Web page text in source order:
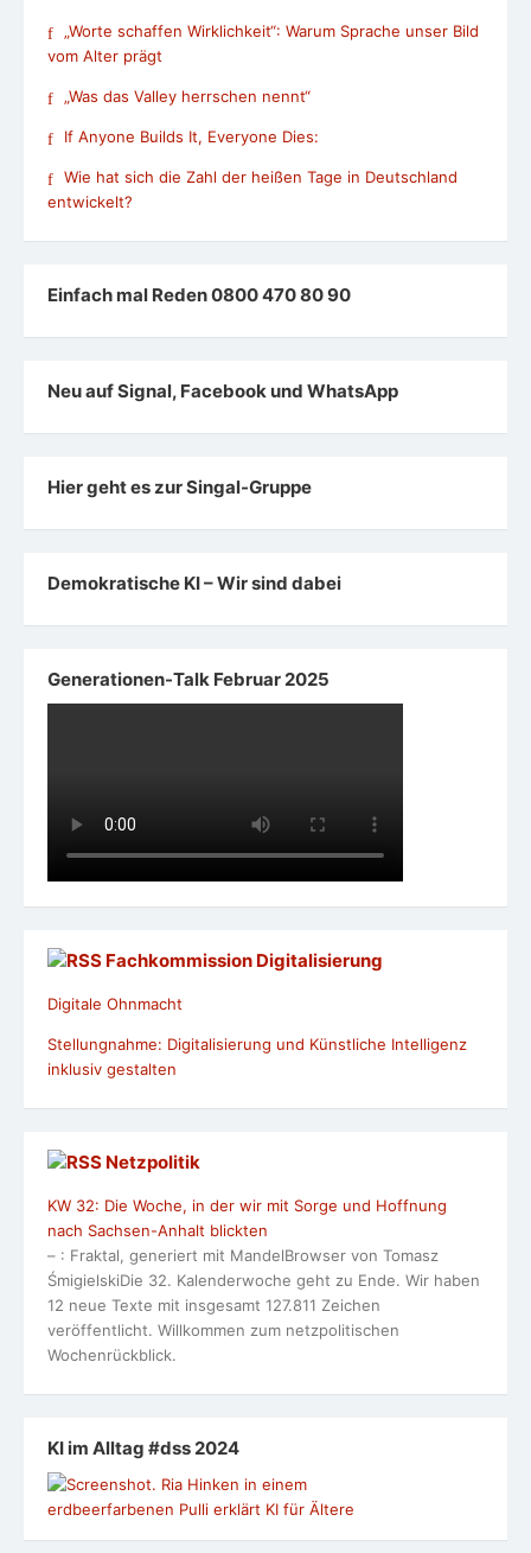
„Worte schaffen Wirklichkeit“: Warum Sprache unser Bild
vom Alter prägt
„Was das Valley herrschen nennt“
If Anyone Builds It, Everyone Dies:
Wie hat sich die Zahl der heißen Tage in Deutschland
entwickelt?
Einfach mal Reden 0800 470 80 90
Neu auf Signal, Facebook und WhatsApp
Hier geht es zur Singal-Gruppe
Demokratische KI – Wir sind dabei
Generationen-Talk Februar 2025
Fachkommission Digitalisierung
Digitale Ohnmacht
Stellungnahme: Digitalisierung und Künstliche Intelligenz
inklusiv gestalten
Netzpolitik
KW 32: Die Woche, in der wir mit Sorge und Hoffnung
nach Sachsen-Anhalt blickten
– : Fraktal, generiert mit MandelBrowser von Tomasz
ŚmigielskiDie 32. Kalenderwoche geht zu Ende. Wir haben
12 neue Texte mit insgesamt 127.811 Zeichen
veröffentlicht. Willkommen zum netzpolitischen
Wochenrückblick.
KI im Alltag #dss 2024